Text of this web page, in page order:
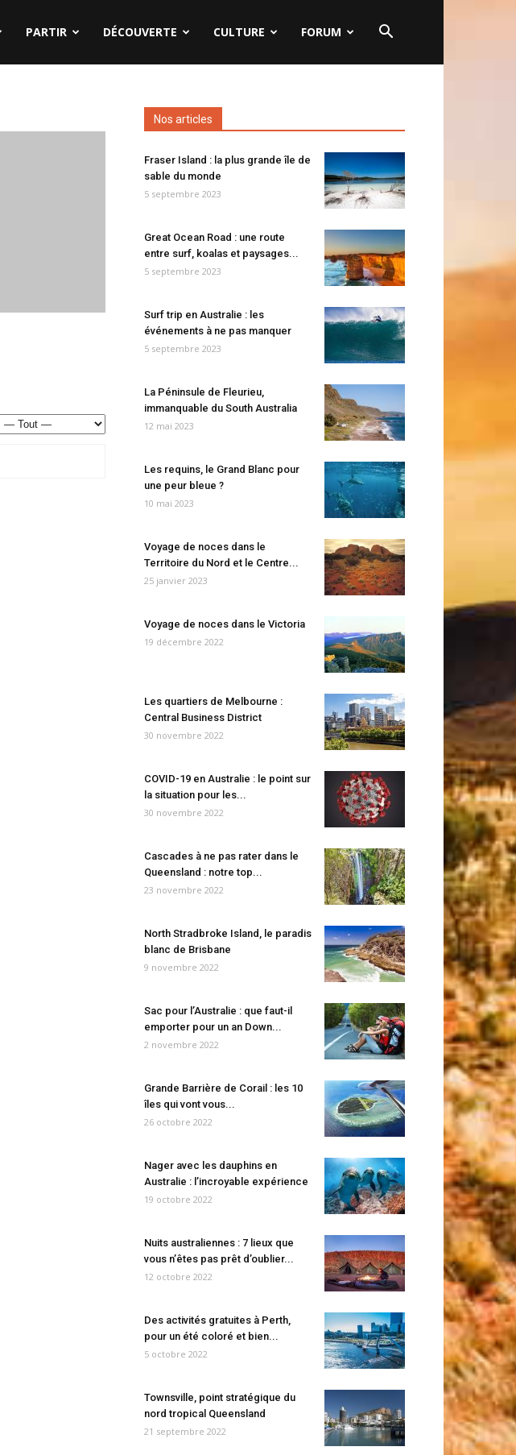
PARTIR DÉCOUVERTE CULTURE FORUM
Nos articles
Fraser Island : la plus grande île de
sable du monde
5 septembre 2023
Great Ocean Road : une route
entre surf, koalas et paysages...
5 septembre 2023
Surf trip en Australie : les
événements à ne pas manquer
5 septembre 2023
La Péninsule de Fleurieu,
immanquable du South Australia
12 mai 2023
Les requins, le Grand Blanc pour
une peur bleue ?
10 mai 2023
Voyage de noces dans le
Territoire du Nord et le Centre...
25 janvier 2023
Voyage de noces dans le Victoria
19 décembre 2022
Les quartiers de Melbourne :
Central Business District
30 novembre 2022
COVID-19 en Australie : le point sur
la situation pour les...
30 novembre 2022
Cascades à ne pas rater dans le
Queensland : notre top...
23 novembre 2022
North Stradbroke Island, le paradis
blanc de Brisbane
9 novembre 2022
Sac pour l’Australie : que faut-il
emporter pour un an Down...
2 novembre 2022
Grande Barrière de Corail : les 10
îles qui vont vous...
26 octobre 2022
Nager avec les dauphins en
Australie : l’incroyable expérience
19 octobre 2022
Nuits australiennes : 7 lieux que
vous n’êtes pas prêt d’oublier...
12 octobre 2022
Des activités gratuites à Perth,
pour un été coloré et bien...
5 octobre 2022
Townsville, point stratégique du
nord tropical Queensland
21 septembre 2022